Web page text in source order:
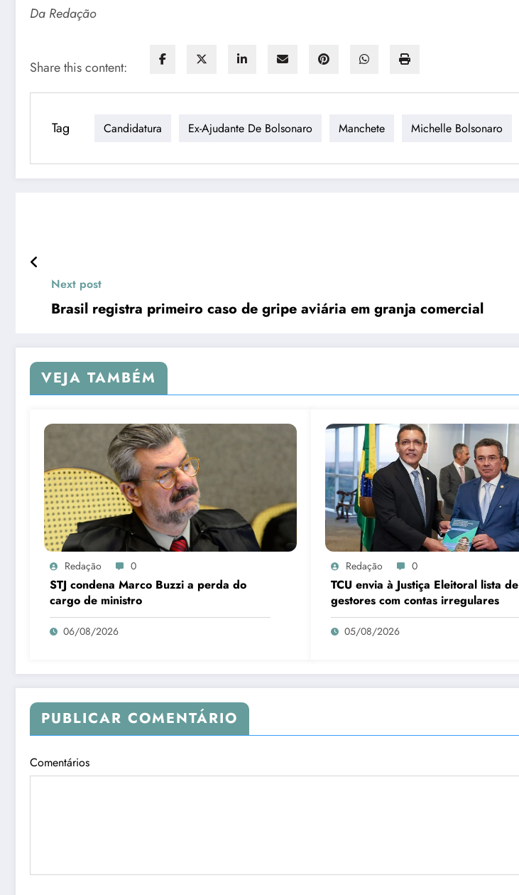
Da Redação
Share this content:
Tag Candidatura Ex-Ajudante De Bolsonaro Manchete Michelle Bolsonaro
Next post
Brasil registra primeiro caso de gripe aviária em granja comercial
VEJA TAMBÉM
Redação 0
STJ condena Marco Buzzi a perda do
cargo de ministro
06/08/2026
Redação 0
TCU envia à Justiça Eleitoral lista de
gestores com contas irregulares
05/08/2026
PUBLICAR COMENTÁRIO
Comentários